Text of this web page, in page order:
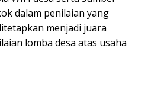
dalam penilaian yang
menjadi juara
lomba desa atas usaha